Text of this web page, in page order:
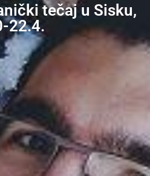
tečaj u Sisku,
22.4.